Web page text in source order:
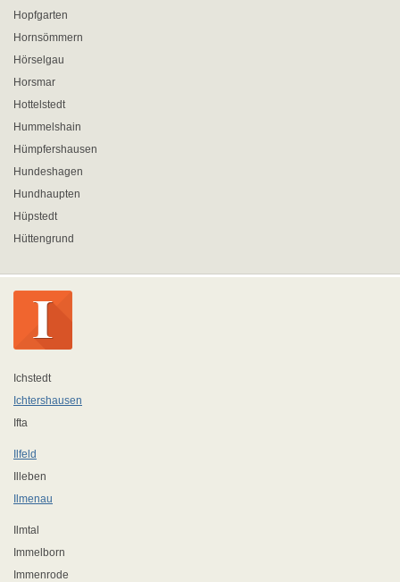
Hopfgarten
Hornsömmern
Hörselgau
Horsmar
Hottelstedt
Hummelshain
Hümpfershausen
Hundeshagen
Hundhaupten
Hüpstedt
Hüttengrund
Ichstedt
Ichtershausen
Ifta
Ilfeld
Illeben
Ilmenau
Ilmtal
Immelborn
Immenrode